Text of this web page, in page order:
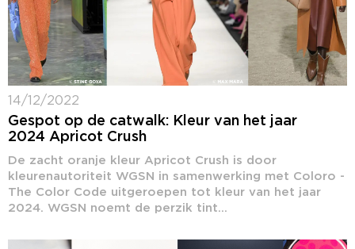
14/12/2022
Gespot op de catwalk: Kleur van het jaar
2024 Apricot Crush
De zacht oranje kleur Apricot Crush is door
kleurenautoriteit WGSN in samenwerking met Coloro -
The Color Code uitgeroepen tot kleur van het jaar
2024. WGSN noemt de perzik tint...